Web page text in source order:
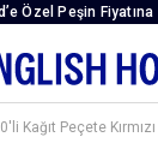
Özel Peşin Fiyatına
Kağıt Peçete Kırmızı